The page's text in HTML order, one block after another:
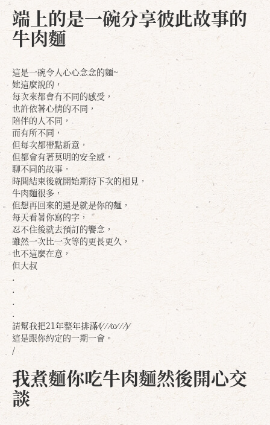
端上的是一碗分享彼此故事的
牛肉麵
這是一碗令人心心念念的麵~
她這麼說的，
每次來都會有不同的感受，
也許依著心情的不同，
陪伴的人不同，
而有所不同，
但每次都帶點新意，
但都會有著莫明的安全感，
聊不同的故事，
時間結束後就開始期待下次的相見，
牛肉麵很多，
但想再回來的還是就是你的麵，
每天看著你寫的字，
忍不住後就去預訂的饗念，
雖然一次比一次等的更長更久，
也不這麼在意，
但大叔
.
.
.
.
請幫我把21年整年排滿⁄(⁄ ⁄ ⁄ω⁄ ⁄ ⁄)⁄
這是跟你約定的一期一會。
/
我煮麵你吃牛肉麵然後開心交
談